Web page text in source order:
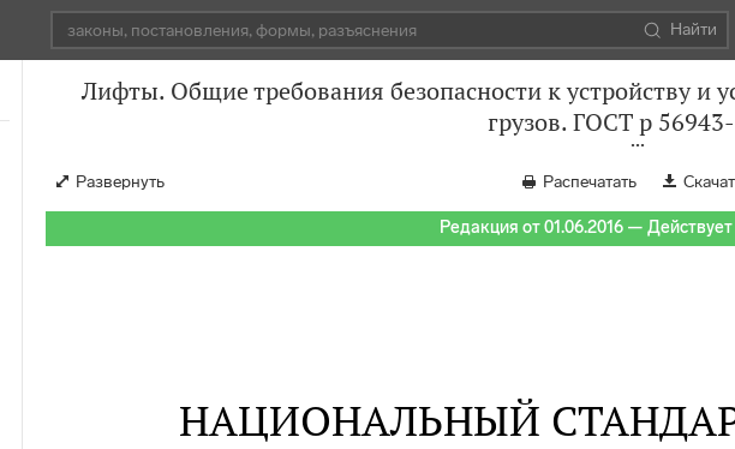
Найти
Лифты. Общие требования безопасности к устройству и
грузов. ГОСТ р
Развернуть Распечатать
Редакция от 01.06.2016 — Действует
НАЦИОНАЛЬНЫЙ